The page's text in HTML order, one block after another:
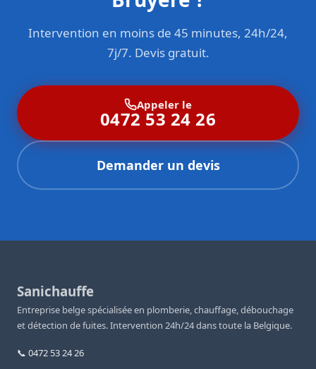
Intervention en moins de 45 minutes, 24h/24,
7j/7. Devis gratuit.
Appeler le
0472 53 24 26
Demander un devis
Sanichauffe
Entreprise belge spécialisée en plomberie, chauffage, débouchage
et détection de fuites. Intervention 24h/24 dans toute la Belgique.
📞 0472 53 24 26